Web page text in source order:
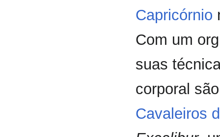
Capricórnio
Com um
suas
corporal
Cavaleiros